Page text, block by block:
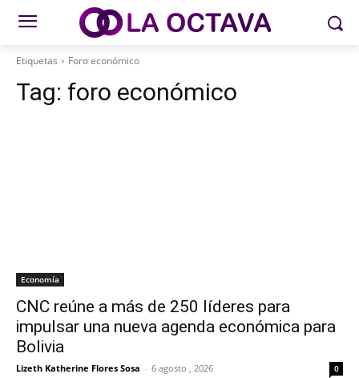
Etiquetas Foro económico
Tag: foro económico
Economía
CNC reúne a más de 250 líderes para
impulsar una nueva agenda económica para
Bolivia
Lizeth Katherine Flores Sosa - 6 agosto , 2026 0